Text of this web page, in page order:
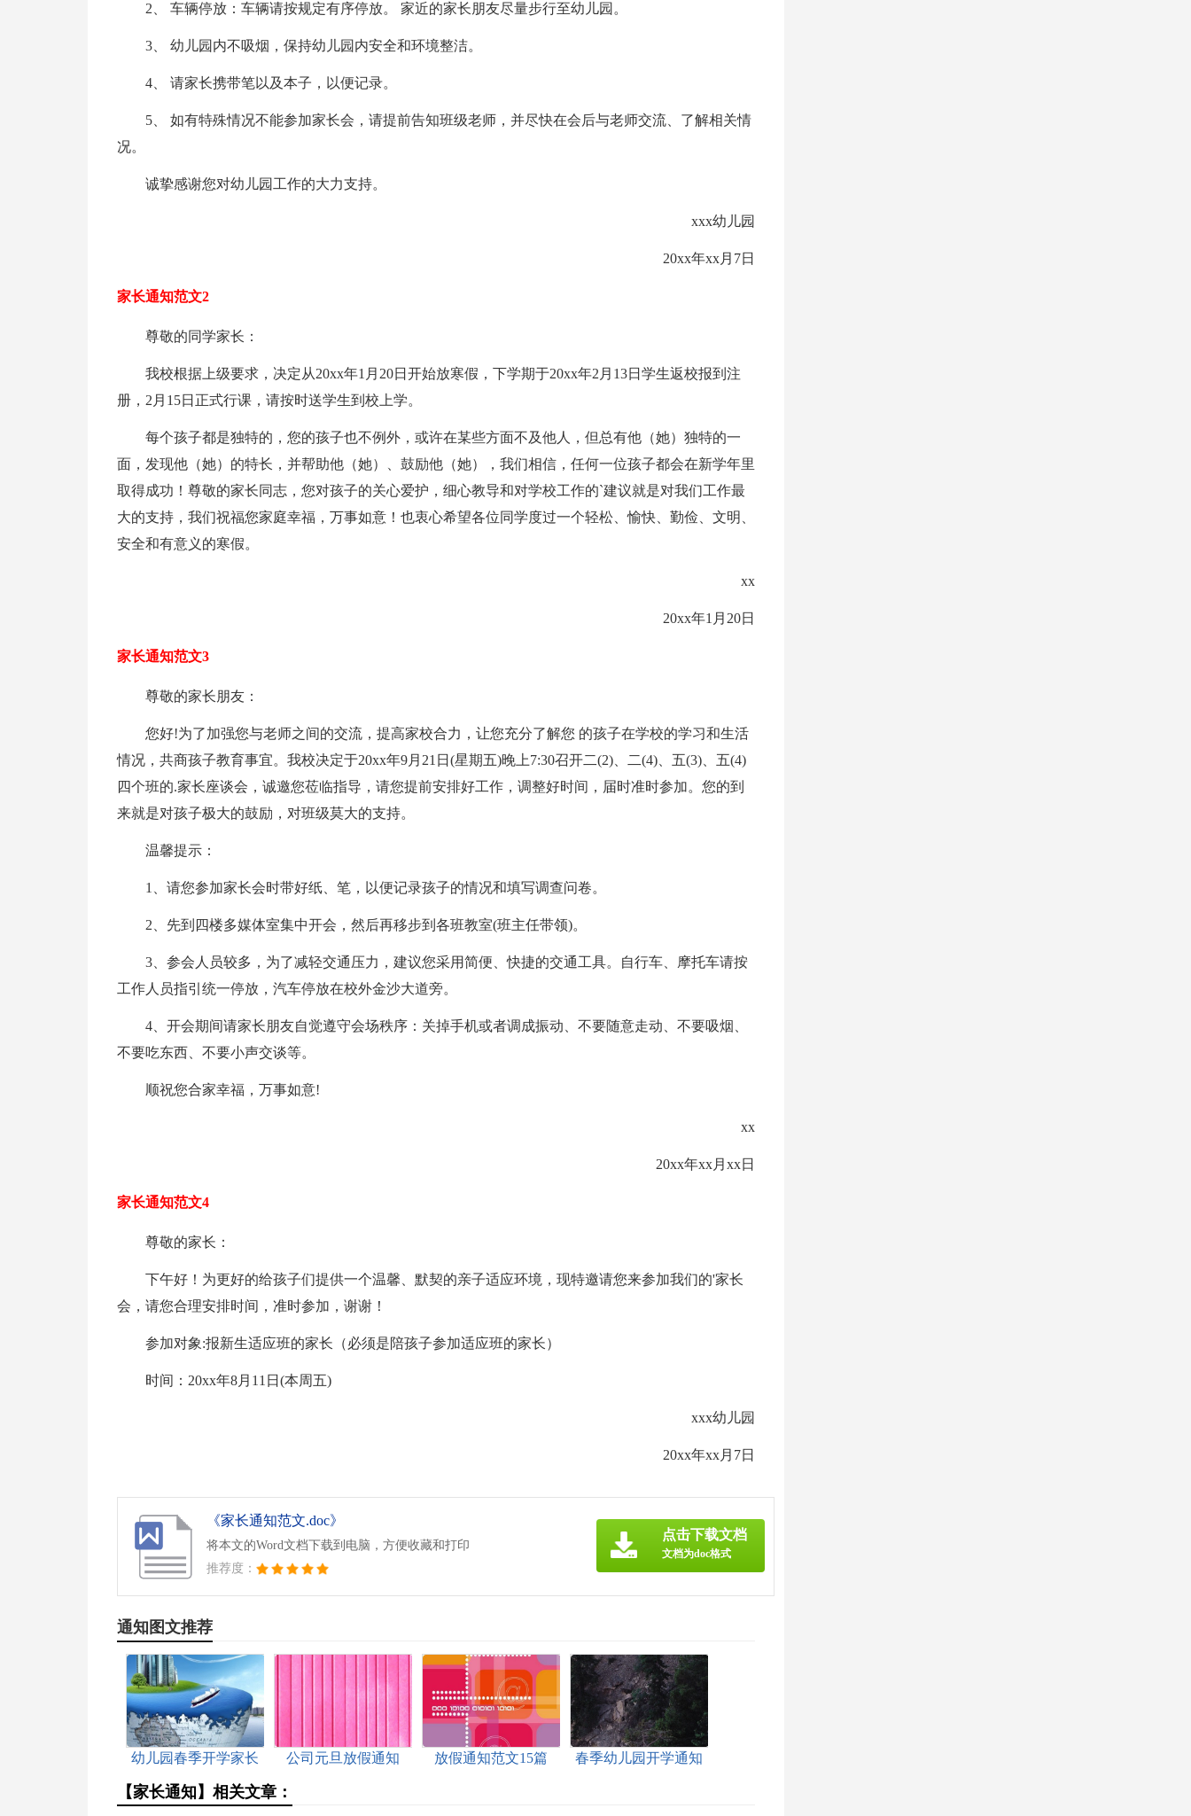
2、 车辆停放：车辆请按规定有序停放。 家近的家长朋友尽量步行至幼儿园。
3、 幼儿园内不吸烟，保持幼儿园内安全和环境整洁。
4、 请家长携带笔以及本子，以便记录。
5、 如有特殊情况不能参加家长会，请提前告知班级老师，并尽快在会后与老师交流、了解相关情
况。
诚挚感谢您对幼儿园工作的大力支持。
xxx幼儿园
20xx年xx月7日
家长通知范文2
尊敬的同学家长：
我校根据上级要求，决定从20xx年1月20日开始放寒假，下学期于20xx年2月13日学生返校报到注
册，2月15日正式行课，请按时送学生到校上学。
每个孩子都是独特的，您的孩子也不例外，或许在某些方面不及他人，但总有他（她）独特的一
面，发现他（她）的特长，并帮助他（她）、鼓励他（她），我们相信，任何一位孩子都会在新学年里
取得成功！尊敬的家长同志，您对孩子的关心爱护，细心教导和对学校工作的`建议就是对我们工作最
大的支持，我们祝福您家庭幸福，万事如意！也衷心希望各位同学度过一个轻松、愉快、勤俭、文明、
安全和有意义的寒假。
xx
20xx年1月20日
家长通知范文3
尊敬的家长朋友：
您好!为了加强您与老师之间的交流，提高家校合力，让您充分了解您 的孩子在学校的学习和生活
情况，共商孩子教育事宜。我校决定于20xx年9月21日(星期五)晚上7:30召开二(2)、二(4)、五(3)、五(4)
四个班的.家长座谈会，诚邀您莅临指导，请您提前安排好工作，调整好时间，届时准时参加。您的到
来就是对孩子极大的鼓励，对班级莫大的支持。
温馨提示：
1、请您参加家长会时带好纸、笔，以便记录孩子的情况和填写调查问卷。
2、先到四楼多媒体室集中开会，然后再移步到各班教室(班主任带领)。
3、参会人员较多，为了减轻交通压力，建议您采用简便、快捷的交通工具。自行车、摩托车请按
工作人员指引统一停放，汽车停放在校外金沙大道旁。
4、开会期间请家长朋友自觉遵守会场秩序：关掉手机或者调成振动、不要随意走动、不要吸烟、
不要吃东西、不要小声交谈等。
顺祝您合家幸福，万事如意!
xx
20xx年xx月xx日
家长通知范文4
尊敬的家长：
下午好！为更好的给孩子们提供一个温馨、默契的亲子适应环境，现特邀请您来参加我们的'家长
会，请您合理安排时间，准时参加，谢谢！
参加对象:报新生适应班的家长（必须是陪孩子参加适应班的家长）
时间：20xx年8月11日(本周五)
xxx幼儿园
20xx年xx月7日
《家长通知范文.doc》
将本文的Word文档下载到电脑，方便收藏和打印
推荐度：
点击下载文档
文档为doc格式
通知图文推荐
幼儿园春季开学家长
公司元旦放假通知 放假通知范文15篇 春季幼儿园开学通知
【家长通知】相关文章：